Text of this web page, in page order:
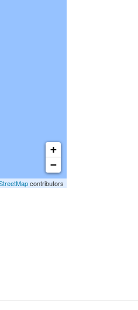
+
−
contributors